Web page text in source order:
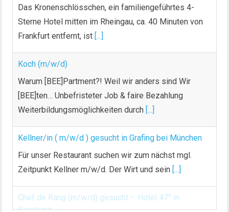
Das Kronenschlösschen, ein familiengeführtes 4-
Sterne Hotel mitten im Rheingau, ca. 40 Minuten von
Frankfurt entfernt, ist [...]
Koch (m/w/d)
Warum [BEE]Partment?! Weil wir anders sind Wir
[BEE]ten… Unbefristeter Job & faire Bezahlung
Weiterbildungsmöglichkeiten durch [...]
Kellner/in ( m/w/d ) gesucht in Grafing bei München
Für unser Restaurant suchen wir zum nächst mgl.
Zeitpunkt Kellner m/w/d. Der Wirt und sein [...]
Chef de Rang (m/w/d) gesucht – Hotel 47° in
Konstanz